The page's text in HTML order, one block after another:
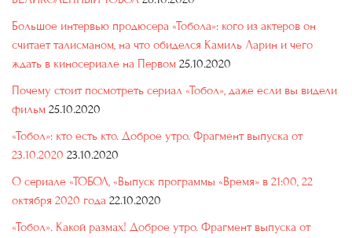
Большое интервью продюсера «Тобола»: кого из актеров он
считает талисманом, на что обиделся Камиль Ларин и чего
ждать в киносериале на Первом 25.10.2020
Почему стоит посмотреть сериал «Тобол», даже если вы видели
фильм 25.10.2020
«Тобол»: кто есть кто. Доброе утро. Фрагмент выпуска от
23.10.2020 23.10.2020
О сериале «ТОБОЛ, «Выпуск программы «Время» в 21:00, 22
октября 2020 года 22.10.2020
«Тобол». Какой размах! Доброе утро. Фрагмент выпуска от